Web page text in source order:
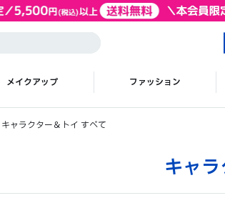
メイクアップ ファッション
キャラクター＆トイ すべて
キャ